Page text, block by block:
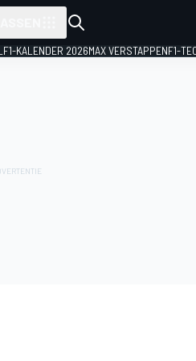
F1-KALENDER 2026MAX VERSTAPPENF1-